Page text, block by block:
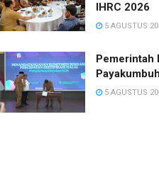
IHRC 2026
5 AGUSTUS
Pemerintah
5 AGUSTUS